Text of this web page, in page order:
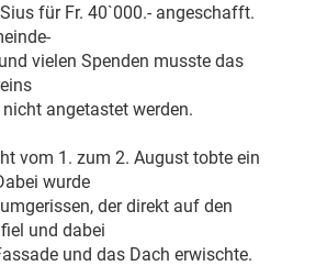
für Fr. 40`000.- angeschafft.
vielen Spenden musste das
angetastet werden.
vom 1. zum 2. August tobte ein
wurde
der direkt auf den
und dabei
und das Dach erwischte.